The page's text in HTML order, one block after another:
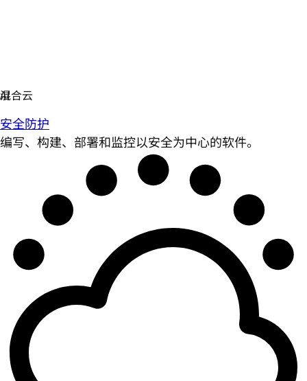
安全防护
编写、构建、部署和监控以安全为中心的软件。